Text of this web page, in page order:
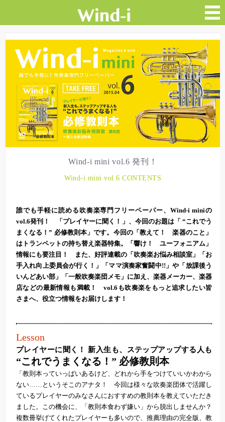
Wind-i mini vol.6 発刊！
Wind-i mini vol.6 CONTENTS
誰でも手軽に読める吹奏楽専門フリーペーパー、Wind-i miniの
vol.6発刊！ 「プレイヤーに聞く！」、今回のお題は「 “これでう
まくなる！” 必修教則本」です。今回の「教えて！ 楽器のこと」
はトランペットの持ち替え楽器特集。「響け！ ユーフォニアム」
情報にも要注目！ また、好評連載の「吹奏楽お悩み相談室」「お
手入れ向上委員会が行く！」「ママ演奏家奮闘中!!」や「放課後う
いんどあい部」「一般吹奏楽団メモ」に加え、楽器メーカー、楽器
店などの最新情報も満載！ vol.6も吹奏楽をもっと追求したい皆
さまへ、役立つ情報をお届けします！
Lesson
プレイヤーに聞く！ 新入生も、ステップアップする人も
“これでうまくなる！” 必修教則本
「教則本っていっぱいあるけど、どれから手をつけていいかわから
ない……というそこのアナタ！ 今回は様々な吹奏楽団体で活躍し
ているプレイヤーのみなさんにおすすめの教則本を教えていただき
ました。この機会に、「教則本食わず嫌い」から脱出しませんか？
複数冊挙げてくれたプレイヤーも多いので、推薦理由の完全版、教